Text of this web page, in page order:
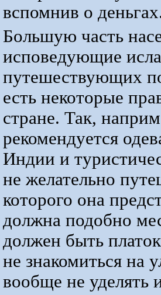
вспомнив о
Большую часть
исповедующие
путешествующих
есть некоторые
стране. Так,
рекомендуется
Индии и
не желательно
которого она
должна подобно
должен быть
не знакомиться
вообще не